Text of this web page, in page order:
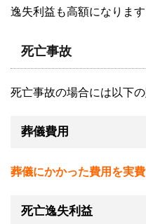
逸失利益も高額になります
死亡事故
死亡事故の場合には以下
葬儀費用
葬儀にかかった費用を実
死亡逸失利益